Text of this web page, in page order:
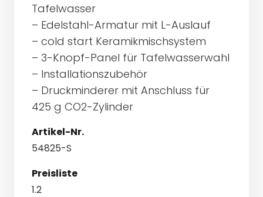
Tafelwasser
– Edelstahl-Armatur mit L-Auslauf
– cold start Keramikmischsystem
– 3-Knopf-Panel für Tafelwasserwahl
– Installationszubehör
– Druckminderer mit Anschluss für
425 g CO2-Zylinder
Artikel-Nr.
54825-S
Preisliste
1.2